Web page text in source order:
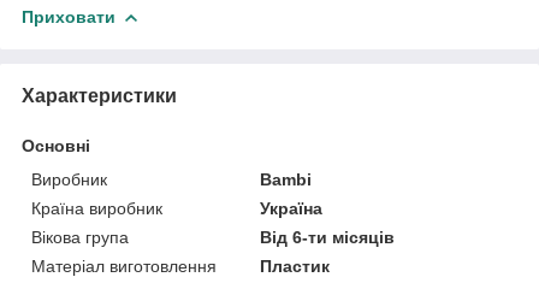
Приховати
Характеристики
Основні
Виробник
Bambi
Країна виробник
Україна
Вікова група
Від 6-ти місяців
Матеріал виготовлення
Пластик